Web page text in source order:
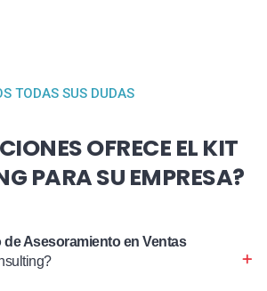
TODAS SUS DUDAS
OFRECE EL KIT
PARA SU EMPRESA?
de Asesoramiento en Ventas